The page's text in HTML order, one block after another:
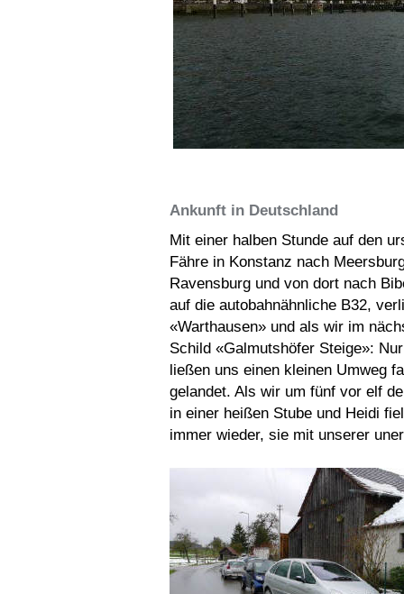
Ankunft in Deutschland
Mit einer halben Stunde auf den
Fähre in Konstanz nach
Ravensburg und von dort nach
auf die autobahnähnliche B32,
«Warthausen» und als wir im
Schild «Galmutshöfer Steige»:
ließen uns einen kleinen Umweg
gelandet. Als wir um fünf vor elf
in einer heißen Stube und Heidi
immer wieder, sie mit unserer